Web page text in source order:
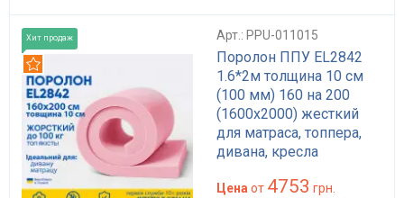
Хит продаж Арт.: PPU-011015
Поролон ППУ EL2842
1.6*2м толщина 10 см
(100 мм) 160 на 200
(1600х2000) жесткий
для матраса, топпера,
дивана, кресла
Цена от 4753 грн.